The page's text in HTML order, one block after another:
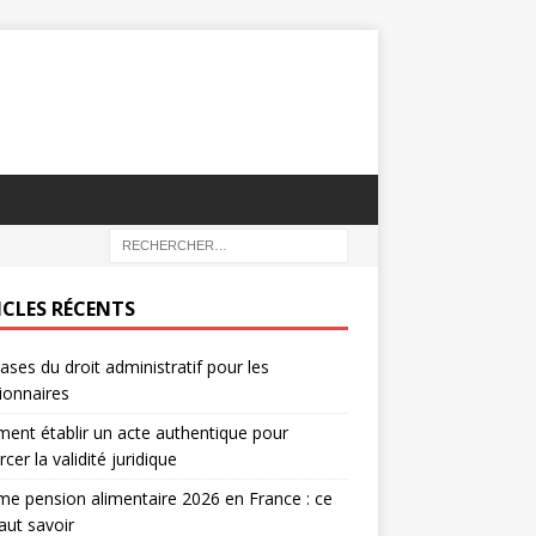
RÉCENTS
du droit administratif pour les
établir un acte authentique pour
la validité juridique
pension alimentaire 2026 en France : ce
savoir